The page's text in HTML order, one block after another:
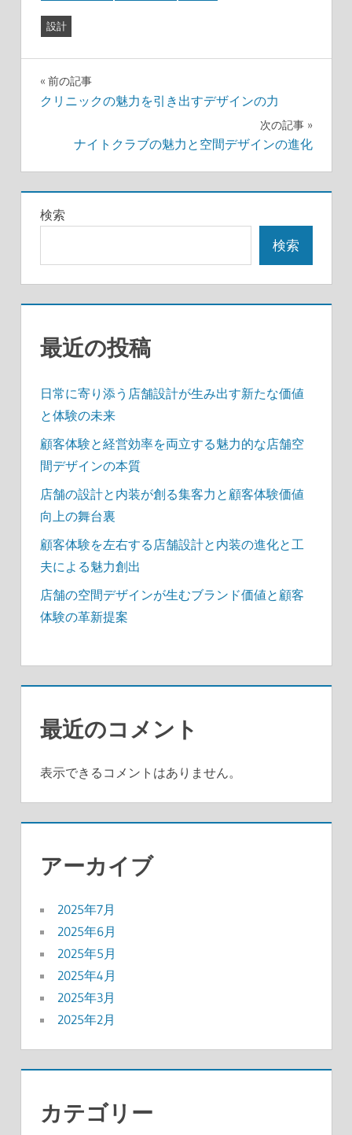
設計
投
ビ
ゲ
シ
ョ
ン
前の記事
クリニックの魅力を引き出すデザインの力
次の記事
ナイトクラブの魅力と空間デザインの進化
検索
検索
最近の投稿
日常に寄り添う店舗設計が生み出す新たな価値
と体験の未来
顧客体験と経営効率を両立する魅力的な店舗空
間デザインの本質
店舗の設計と内装が創る集客力と顧客体験価値
向上の舞台裏
顧客体験を左右する店舗設計と内装の進化と工
夫による魅力創出
店舗の空間デザインが生むブランド価値と顧客
体験の革新提案
最近のコメント
表示できるコメントはありません。
アーカイブ
2025年7月
2025年6月
2025年5月
2025年4月
2025年3月
2025年2月
カテゴリー